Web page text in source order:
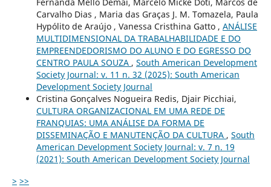
Carvalho Dias , Maria das Graças J. M. Tomazela, Paula
Hypólito de Araújo , Vanessa Cristhina Gatto , ANÁLISE
MULTIDIMENSIONAL DA TRABALHABILIDADE E DO
EMPREENDEDORISMO DO ALUNO E DO EGRESSO DO
CENTRO PAULA SOUZA , South American Development
Society Journal: v. 11 n. 32 (2025): South American
Development Society Journal
Cristina Gonçalves Nogueira Redis, Djair Picchiai,
CULTURA ORGANIZACIONAL EM UMA REDE DE
FRANQUIAS: UMA ANÁLISE DA FORMA DE
DISSEMINAÇÃO E MANUTENÇÃO DA CULTURA , South
American Development Society Journal: v. 7 n. 19
(2021): South American Development Society Journal
> >>